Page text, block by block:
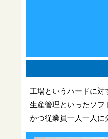
工場というハードに対
生産管理といったソフ
かつ従業員一人一人に